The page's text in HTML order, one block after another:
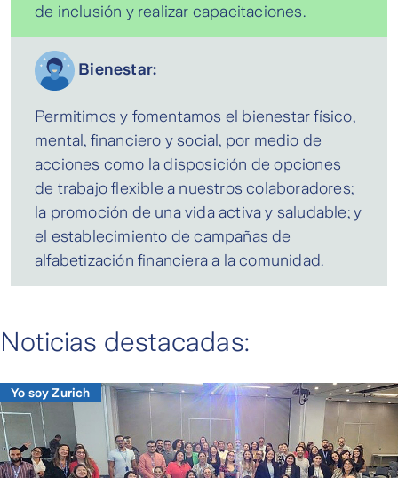
de inclusión y realizar capacitaciones.
Bienestar:
Permitimos y fomentamos el bienestar físico,
mental, financiero y social, por medio de
acciones como la disposición de opciones
de trabajo flexible a nuestros colaboradores;
la promoción de una vida activa y saludable; y
el establecimiento de campañas de
alfabetización financiera a la comunidad.
Noticias destacadas:
Yo soy Zurich